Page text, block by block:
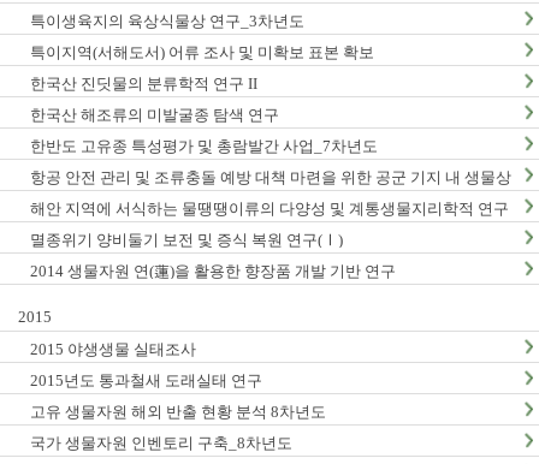
특이생육지의 육상식물상 연구_3차년도
특이지역(서해도서) 어류 조사 및 미확보 표본 확보
한국산 진딧물의 분류학적 연구 II
한국산 해조류의 미발굴종 탐색 연구
한반도 고유종 특성평가 및 총람발간 사업_7차년도
항공 안전 관리 및 조류충돌 예방 대책 마련을 위한 공군 기지 내 생물상
조사_1차년도
해안 지역에 서식하는 물땡땡이류의 다양성 및 계통생물지리학적 연구
_1차년도
멸종위기 양비둘기 보전 및 증식 복원 연구(Ⅰ)
2014 생물자원 연(蓮)을 활용한 향장품 개발 기반 연구
2015
2015 야생생물 실태조사
2015년도 통과철새 도래실태 연구
고유 생물자원 해외 반출 현황 분석 8차년도
국가 생물자원 인벤토리 구축_8차년도